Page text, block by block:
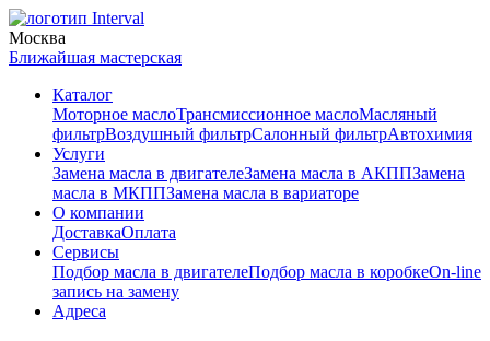
Москва
Ближайшая мастерская
Каталог
Моторное маслоТрансмиссионное маслоМасляный
фильтрВоздушный фильтрСалонный фильтрАвтохимия
Услуги
Замена масла в двигателеЗамена масла в АКППЗамена
масла в МКППЗамена масла в вариаторе
О компании
ДоставкаОплата
Сервисы
Подбор масла в двигателеПодбор масла в коробкеOn-line
запись на замену
Адреса